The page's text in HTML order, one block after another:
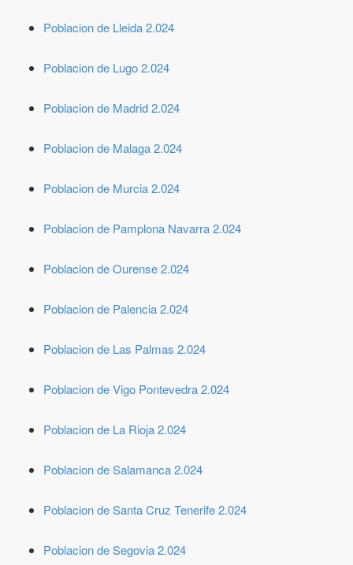
Poblacion de Lleida 2.024
Poblacion de Lugo 2.024
Poblacion de Madrid 2.024
Poblacion de Malaga 2.024
Poblacion de Murcia 2.024
Poblacion de Pamplona Navarra 2.024
Poblacion de Ourense 2.024
Poblacion de Palencia 2.024
Poblacion de Las Palmas 2.024
Poblacion de Vigo Pontevedra 2.024
Poblacion de La Rioja 2.024
Poblacion de Salamanca 2.024
Poblacion de Santa Cruz Tenerife 2.024
Poblacion de Segovia 2.024